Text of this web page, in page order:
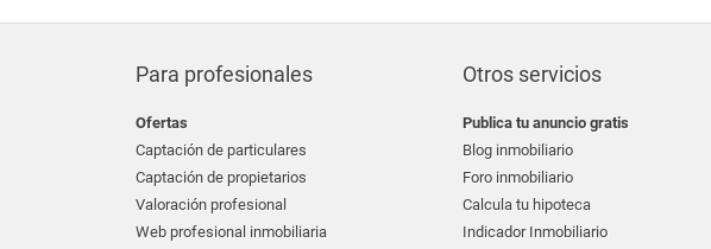
Para profesionales
Ofertas
Captación de particulares
Captación de propietarios
Valoración profesional
Web profesional inmobiliaria
Otros servicios
Publica tu anuncio gratis
Blog inmobiliario
Foro inmobiliario
Calcula tu hipoteca
Indicador Inmobiliario